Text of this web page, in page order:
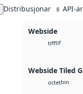
Distribusjonar 8 API-ar
Webside
tifftif
Webside Tiled
octetbin